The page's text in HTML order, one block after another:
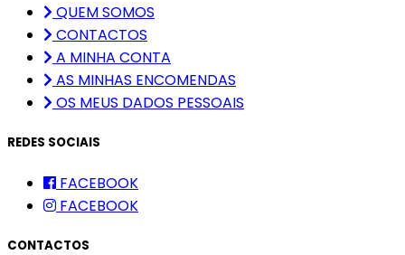
QUEM SOMOS
CONTACTOS
A MINHA CONTA
AS MINHAS ENCOMENDAS
OS MEUS DADOS PESSOAIS
REDES SOCIAIS
FACEBOOK
FACEBOOK
CONTACTOS